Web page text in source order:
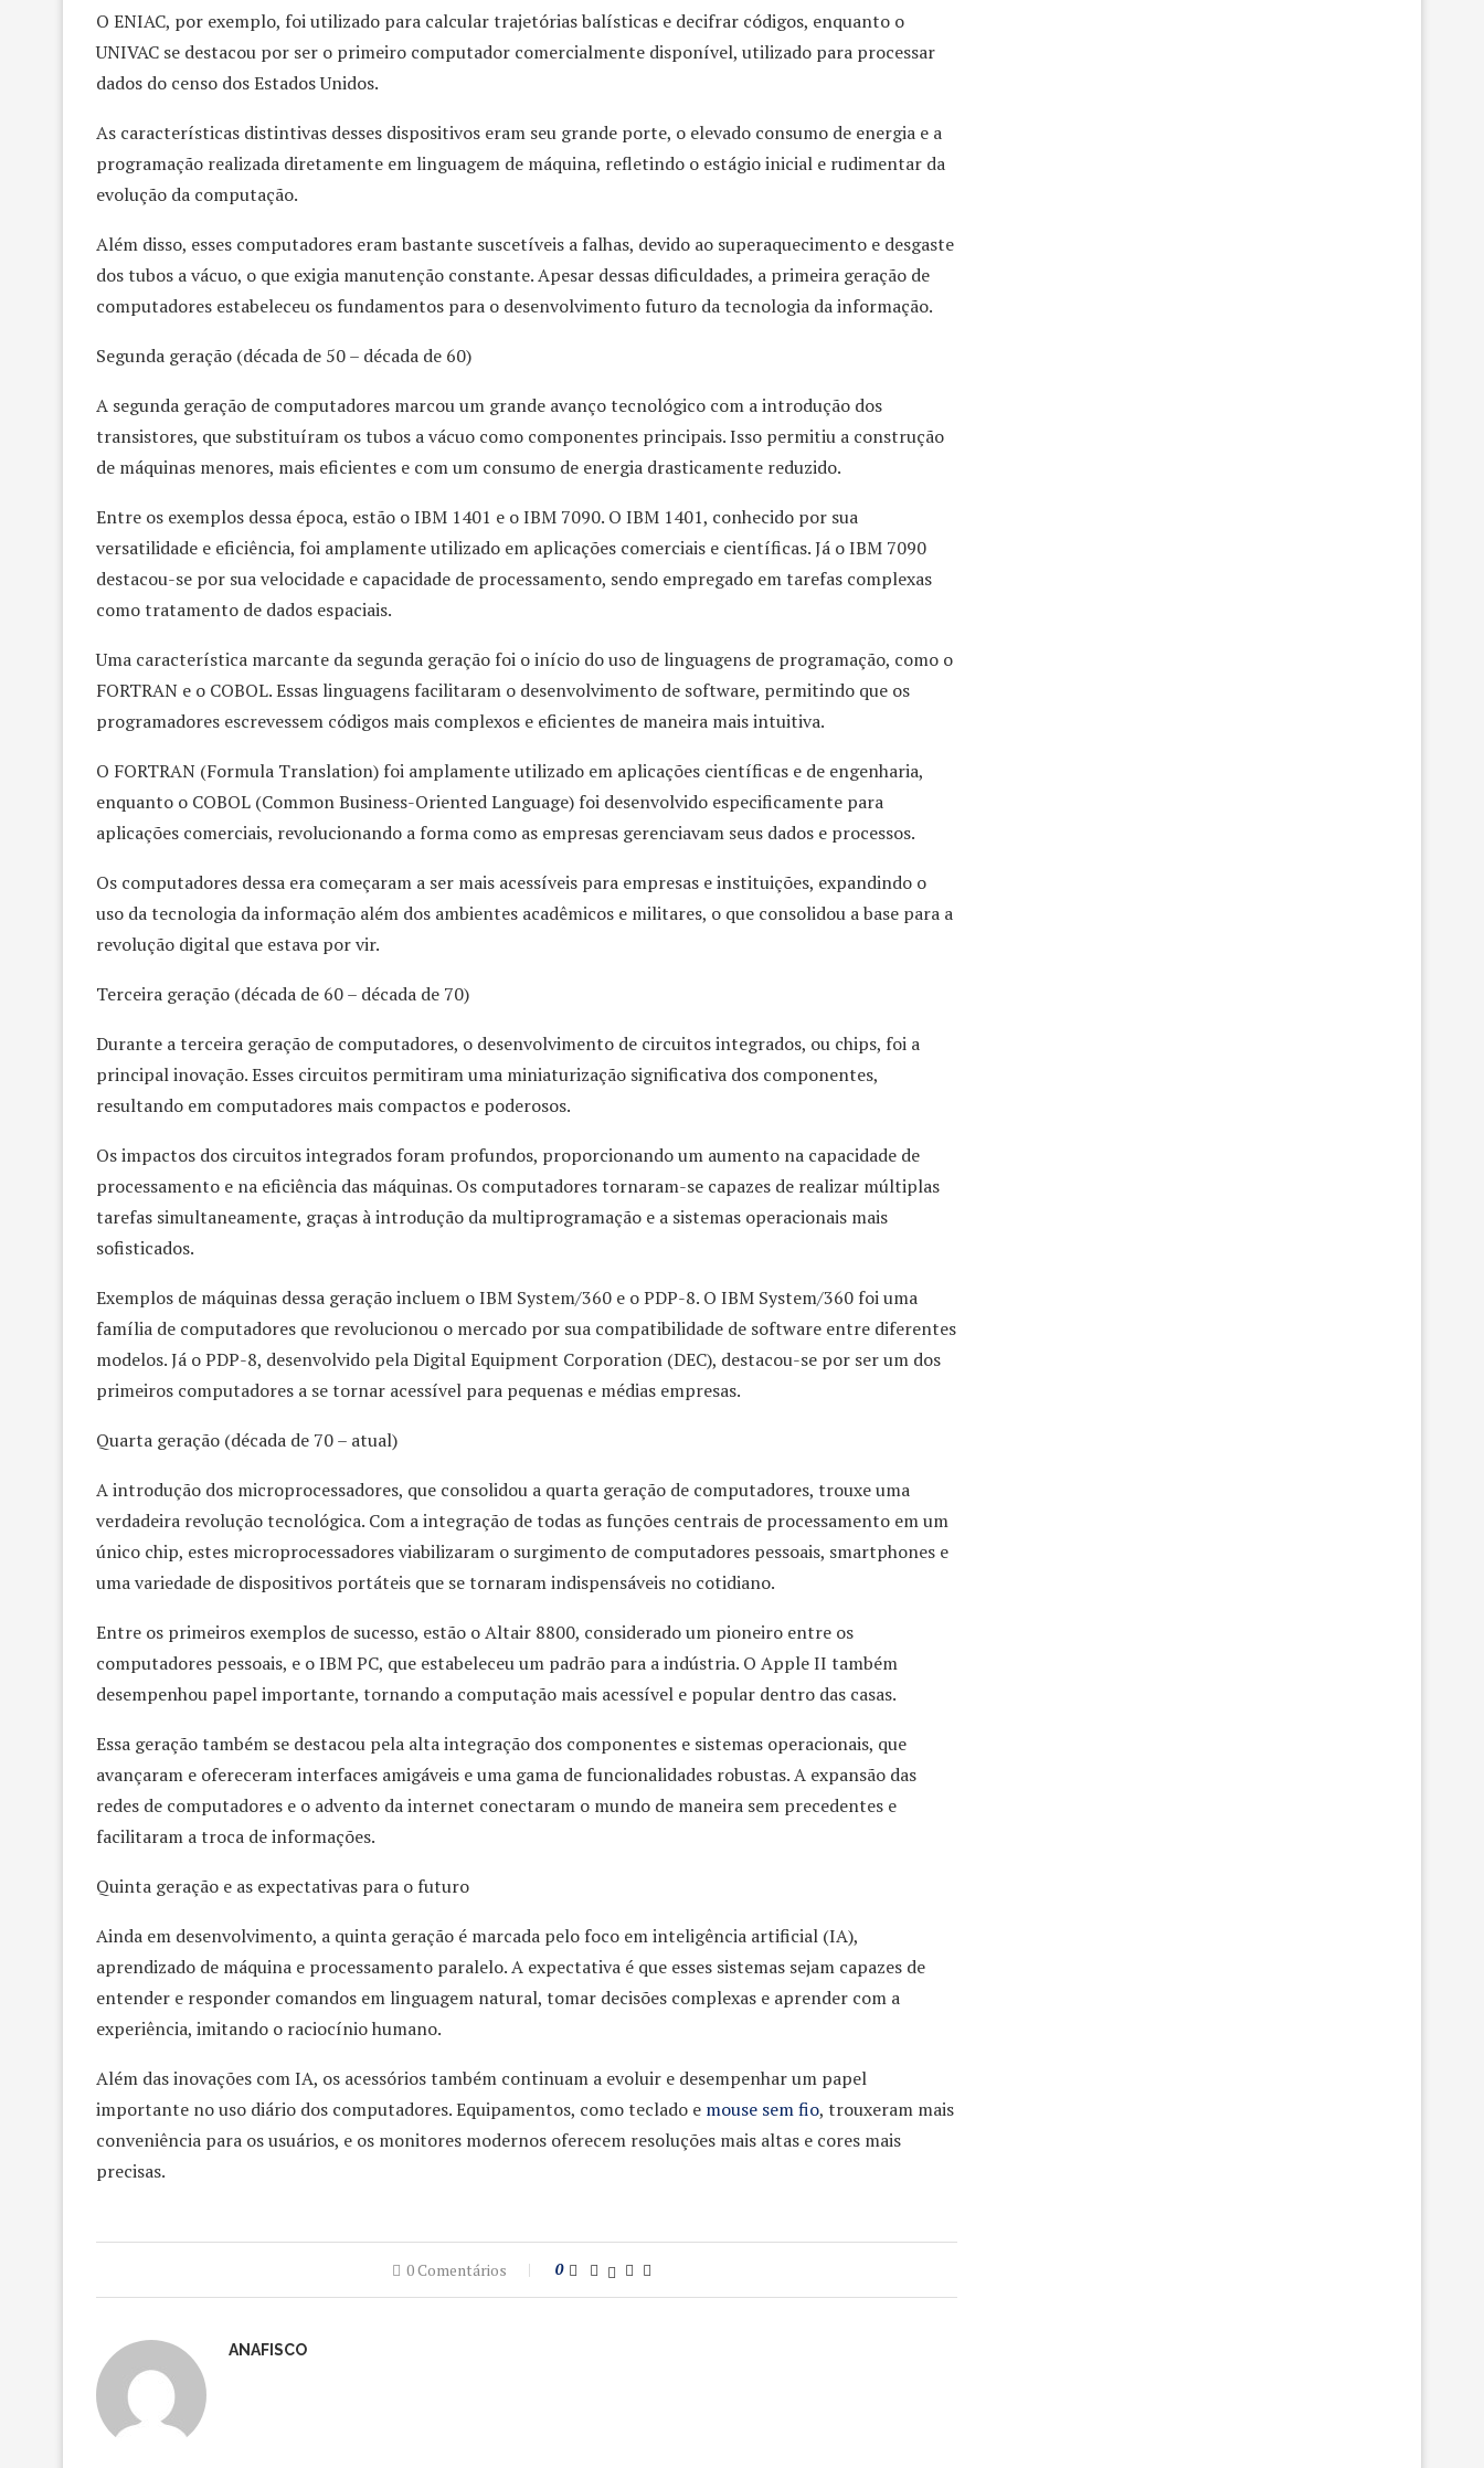
O ENIAC, por exemplo, foi utilizado para calcular trajetórias balísticas e decifrar códigos, enquanto o
UNIVAC se destacou por ser o primeiro computador comercialmente disponível, utilizado para processar
dados do censo dos Estados Unidos.
As características distintivas desses dispositivos eram seu grande porte, o elevado consumo de energia e a
programação realizada diretamente em linguagem de máquina, refletindo o estágio inicial e rudimentar da
evolução da computação.
Além disso, esses computadores eram bastante suscetíveis a falhas, devido ao superaquecimento e desgaste
dos tubos a vácuo, o que exigia manutenção constante. Apesar dessas dificuldades, a primeira geração de
computadores estabeleceu os fundamentos para o desenvolvimento futuro da tecnologia da informação.
Segunda geração (década de 50 – década de 60)
A segunda geração de computadores marcou um grande avanço tecnológico com a introdução dos
transistores, que substituíram os tubos a vácuo como componentes principais. Isso permitiu a construção
de máquinas menores, mais eficientes e com um consumo de energia drasticamente reduzido.
Entre os exemplos dessa época, estão o IBM 1401 e o IBM 7090. O IBM 1401, conhecido por sua
versatilidade e eficiência, foi amplamente utilizado em aplicações comerciais e científicas. Já o IBM 7090
destacou-se por sua velocidade e capacidade de processamento, sendo empregado em tarefas complexas
como tratamento de dados espaciais.
Uma característica marcante da segunda geração foi o início do uso de linguagens de programação, como o
FORTRAN e o COBOL. Essas linguagens facilitaram o desenvolvimento de software, permitindo que os
programadores escrevessem códigos mais complexos e eficientes de maneira mais intuitiva.
O FORTRAN (Formula Translation) foi amplamente utilizado em aplicações científicas e de engenharia,
enquanto o COBOL (Common Business-Oriented Language) foi desenvolvido especificamente para
aplicações comerciais, revolucionando a forma como as empresas gerenciavam seus dados e processos.
Os computadores dessa era começaram a ser mais acessíveis para empresas e instituições, expandindo o
uso da tecnologia da informação além dos ambientes acadêmicos e militares, o que consolidou a base para a
revolução digital que estava por vir.
Terceira geração (década de 60 – década de 70)
Durante a terceira geração de computadores, o desenvolvimento de circuitos integrados, ou chips, foi a
principal inovação. Esses circuitos permitiram uma miniaturização significativa dos componentes,
resultando em computadores mais compactos e poderosos.
Os impactos dos circuitos integrados foram profundos, proporcionando um aumento na capacidade de
processamento e na eficiência das máquinas. Os computadores tornaram-se capazes de realizar múltiplas
tarefas simultaneamente, graças à introdução da multiprogramação e a sistemas operacionais mais
sofisticados.
Exemplos de máquinas dessa geração incluem o IBM System/360 e o PDP-8. O IBM System/360 foi uma
família de computadores que revolucionou o mercado por sua compatibilidade de software entre diferentes
modelos. Já o PDP-8, desenvolvido pela Digital Equipment Corporation (DEC), destacou-se por ser um dos
primeiros computadores a se tornar acessível para pequenas e médias empresas.
Quarta geração (década de 70 – atual)
A introdução dos microprocessadores, que consolidou a quarta geração de computadores, trouxe uma
verdadeira revolução tecnológica. Com a integração de todas as funções centrais de processamento em um
único chip, estes microprocessadores viabilizaram o surgimento de computadores pessoais, smartphones e
uma variedade de dispositivos portáteis que se tornaram indispensáveis no cotidiano.
Entre os primeiros exemplos de sucesso, estão o Altair 8800, considerado um pioneiro entre os
computadores pessoais, e o IBM PC, que estabeleceu um padrão para a indústria. O Apple II também
desempenhou papel importante, tornando a computação mais acessível e popular dentro das casas.
Essa geração também se destacou pela alta integração dos componentes e sistemas operacionais, que
avançaram e ofereceram interfaces amigáveis e uma gama de funcionalidades robustas. A expansão das
redes de computadores e o advento da internet conectaram o mundo de maneira sem precedentes e
facilitaram a troca de informações.
Quinta geração e as expectativas para o futuro
Ainda em desenvolvimento, a quinta geração é marcada pelo foco em inteligência artificial (IA),
aprendizado de máquina e processamento paralelo. A expectativa é que esses sistemas sejam capazes de
entender e responder comandos em linguagem natural, tomar decisões complexas e aprender com a
experiência, imitando o raciocínio humano.
Além das inovações com IA, os acessórios também continuam a evoluir e desempenhar um papel
importante no uso diário dos computadores. Equipamentos, como teclado e mouse sem fio, trouxeram mais
conveniência para os usuários, e os monitores modernos oferecem resoluções mais altas e cores mais
precisas.
0 Comentários 0
ANAFISCO